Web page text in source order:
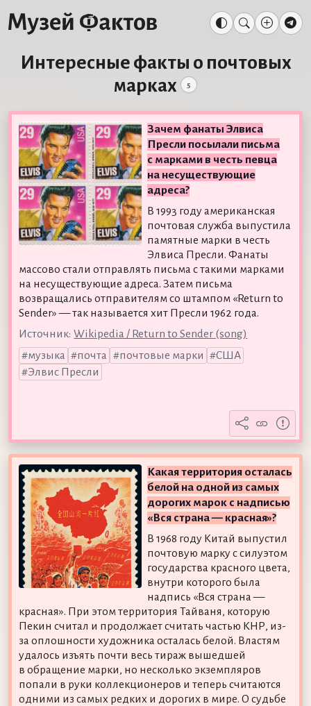
Интересные факты о почтовых
марках
5
Зачем фанаты Элвиса
Пресли посылали письма
с марками в честь певца
на несуществующие
адреса?
В 1993 году американская
почтовая служба выпустила
памятные марки в честь
Элвиса Пресли. Фанаты
массово стали отправлять письма с такими марками
на несуществующие адреса. Затем письма
возвращались отправителям со штампом «Return to
Sender» — так называется хит Пресли 1962 года.
Источник: Wikipedia / Return to Sender (song)
музыка
почта почтовые марки
США
Элвис Пресли
Какая территория осталась
белой на одной из самых
дорогих марок с надписью
«Вся страна — красная»?
В 1968 году Китай выпустил
почтовую марку с силуэтом
государства красного цвета,
внутри которого была
надпись «Вся страна —
красная». При этом территория Тайваня, которую
Пекин считал и продолжает считать частью КНР, из-
за оплошности художника осталась белой. Властям
удалось изъять почти весь тираж вышедшей
в обращение марки, но несколько экземпляров
попали в руки коллекционеров и теперь считаются
одними из самых редких и дорогих в мире. О судьбе